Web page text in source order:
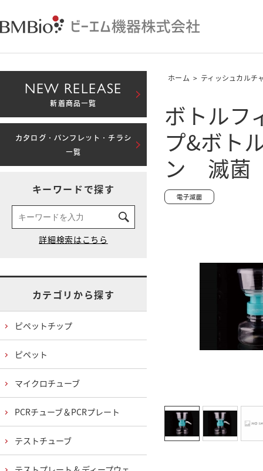
ホーム > ティッシュカルチ
ボトルフ
プ&ボト
ン 滅菌
NEW RELEASE
新着商品一覧
カタログ・パンフレット・チラシ
一覧
キーワードで探す
カテゴリから探す
ピペットチップ
ピペット
マイクロチューブ
PCRチューブ＆PCRプレート
テストチューブ